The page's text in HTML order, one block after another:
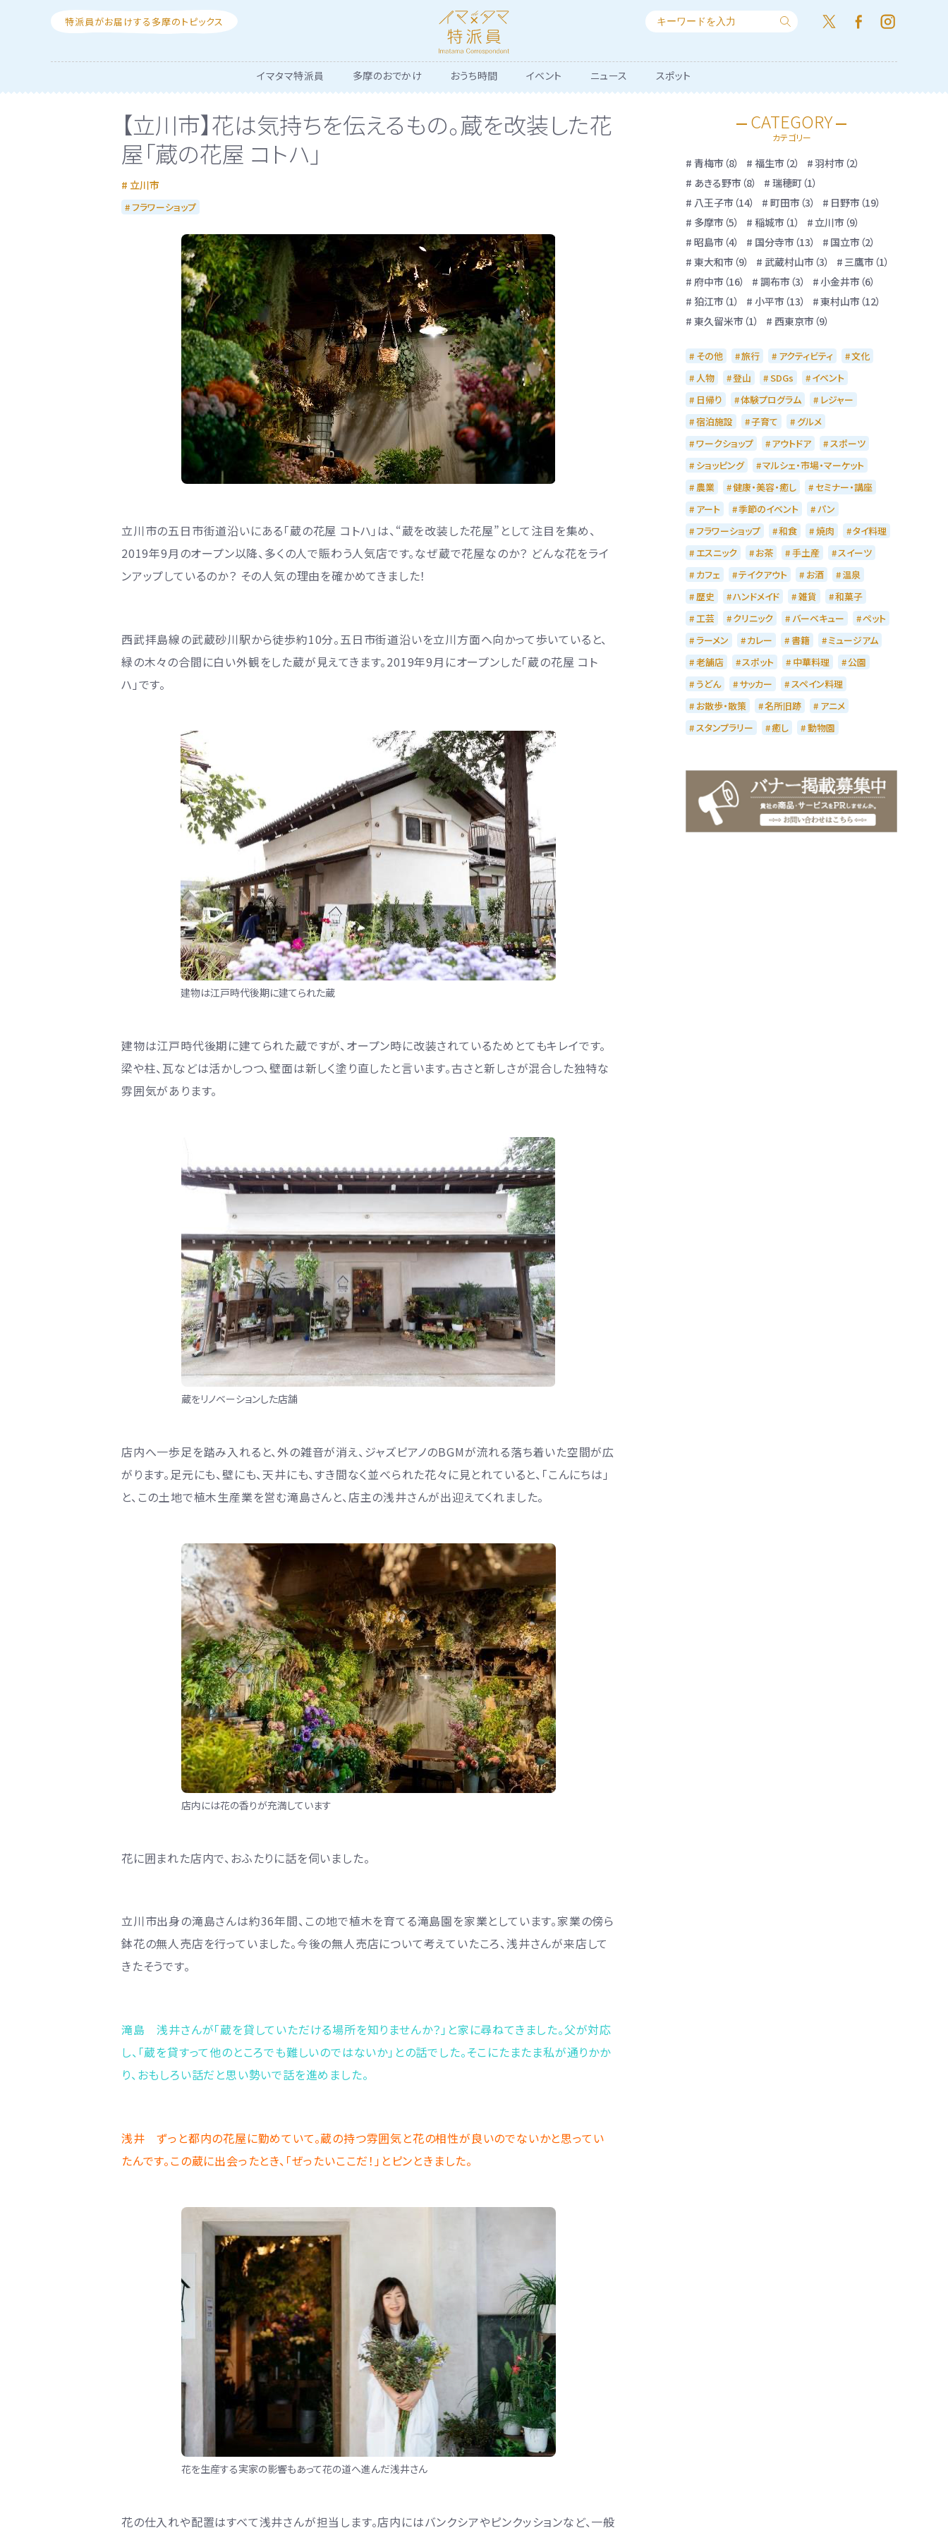
特派員がお届けする多摩のトピックス
イマタマ特派員 多摩のおでかけ おうち時間 イベント ニュース スポット
【立川市】花は気持ちを伝えるもの。蔵を改装した花
屋「蔵の花屋 コトハ」
立川市
フラワーショップ
立川市の五日市街道沿いにある「蔵の花屋 コトハ」は、“蔵を改装した花屋”として注目を集め、
2019年9月のオープン以降、多くの人で賑わう人気店です。なぜ蔵で花屋なのか？ どんな花をライ
ンアップしているのか？ その人気の理由を確かめてきました！
西武拝島線の武蔵砂川駅から徒歩約10分。五日市街道沿いを立川方面へ向かって歩いていると、
緑の木々の合間に白い外観をした蔵が見えてきます。2019年9月にオープンした「蔵の花屋 コト
ハ」です。
建物は江戸時代後期に建てられた蔵
建物は江戸時代後期に建てられた蔵ですが、オープン時に改装されているためとてもキレイです。
梁や柱、瓦などは活かしつつ、壁面は新しく塗り直したと言います。古さと新しさが混合した独特な
雰囲気があります。
蔵をリノベーションした店舗
店内へ一歩足を踏み入れると、外の雑音が消え、ジャズピアノのBGMが流れる落ち着いた空間が広
がります。足元にも、壁にも、天井にも、すき間なく並べられた花々に見とれていると、「こんにちは」
と、この土地で植木生産業を営む滝島さんと、店主の浅井さんが出迎えてくれました。
店内には花の香りが充満しています
花に囲まれた店内で、おふたりに話を伺いました。
立川市出身の滝島さんは約36年間、この地で植木を育てる滝島園を家業としています。家業の傍ら
鉢花の無人売店を行っていました。今後の無人売店について考えていたころ、浅井さんが来店して
きたそうです。
滝島 浅井さんが「蔵を貸していただける場所を知りませんか？」と家に尋ねてきました。父が対応
し、「蔵を貸すって他のところでも難しいのではないか」との話でした。そこにたまたま私が通りかか
り、おもしろい話だと思い勢いで話を進めました。
浅井 ずっと都内の花屋に勤めていて。蔵の持つ雰囲気と花の相性が良いのでないかと思ってい
たんです。この蔵に出会ったとき、「ぜったいここだ！」とピンときました。
花を生産する実家の影響もあって花の道へ進んだ浅井さん
花の仕入れや配置はすべて浅井さんが担当します。店内にはバンクシアやピンクッションなど、一般
CATEGORY
カテゴリー
青梅市（8） 福生市（2）
羽村市（2）
あきる野市（8）
瑞穂町（1）
八王子市（14）
町田市（3）
日野市（19）
多摩市（5）
稲城市（1）
立川市（9）
昭島市（4）
国分寺市（13）
国立市（2）
東大和市（9）
武蔵村山市（3）
三鷹市（1）
府中市（16）
調布市（3）
小金井市（6）
狛江市（1）
小平市（13）
東村山市（12）
東久留米市（1）
西東京市（9）
その他 旅行 アクティビティ
文化
人物
登山 SDGs
イベント
日帰り
体験プログラム
レジャー
宿泊施設
子育て
グルメ
ワークショップ
アウトドア
スポーツ
ショッピング
マルシェ・市場・マーケット
農業
健康・美容・癒し
セミナー・講座
アート
季節のイベント
パン
フラワーショップ
和食 焼肉
タイ料理
エスニック
お茶 手土産
スイーツ
カフェ
テイクアウト お酒
温泉
歴史
ハンドメイド 雑貨
和菓子
工芸
クリニック バーベキュー
ペット
ラーメン
カレー 書籍
ミュージアム
老舗店
スポット 中華料理
公園
うどん
サッカー
スペイン料理
お散歩・散策
名所旧跡
アニメ
スタンプラリー
癒し 動物園